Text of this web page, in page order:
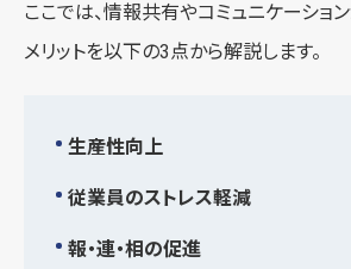
ここでは、情報共有やコミュニケーショ
メリットを以下の3点から解説します。
生産性向上
従業員のストレス軽減
報・連・相の促進